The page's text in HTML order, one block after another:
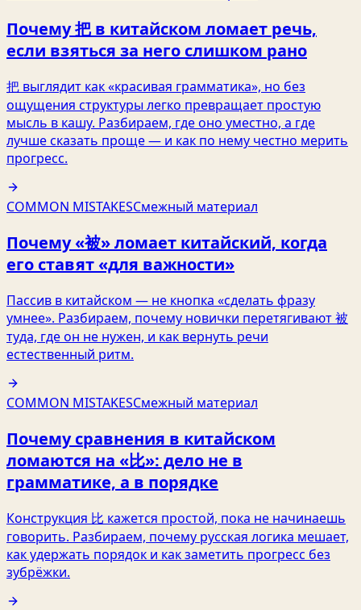
Почему 把 в китайском ломает речь,
если взяться за него слишком рано
把 выглядит как «красивая грамматика», но без
ощущения структуры легко превращает простую
мысль в кашу. Разбираем, где оно уместно, а где
лучше сказать проще — и как по нему честно мерить
прогресс.
COMMON MISTAKESСмежный материал
Почему «被» ломает китайский, когда
его ставят «для важности»
Пассив в китайском — не кнопка «сделать фразу
умнее». Разбираем, почему новички перетягивают 被
туда, где он не нужен, и как вернуть речи
естественный ритм.
COMMON MISTAKESСмежный материал
Почему сравнения в китайском
ломаются на «比»: дело не в
грамматике, а в порядке
Конструкция 比 кажется простой, пока не начинаешь
говорить. Разбираем, почему русская логика мешает,
как удержать порядок и как заметить прогресс без
зубрёжки.